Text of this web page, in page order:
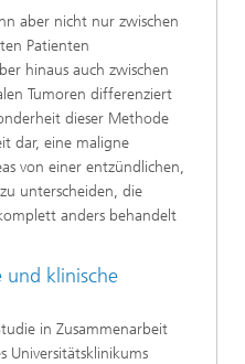
aber nicht nur zwischen
Patienten
hinaus auch zwischen
Tumoren differenziert
dieser Methode
dar, eine maligne
von einer entzündlichen,
unterscheiden, die
anders behandelt
und klinische
in Zusammenarbeit
Universitätsklinikums